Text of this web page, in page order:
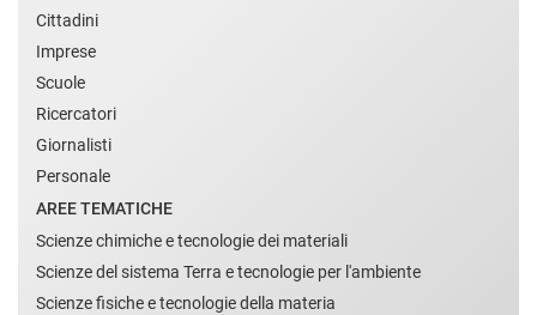
Cittadini
Imprese
Scuole
Ricercatori
Giornalisti
Personale
AREE TEMATICHE
Scienze chimiche e tecnologie dei materiali
Scienze del sistema Terra e tecnologie per l'ambiente
Scienze fisiche e tecnologie della materia